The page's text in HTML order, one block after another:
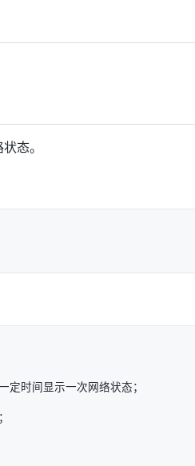
态。
时间显示一次网络状态；